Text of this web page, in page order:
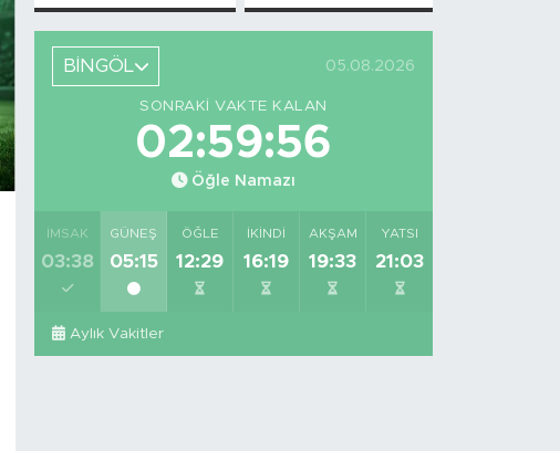
Bingöl'deki
O Yeri
Görüntüledi
Birikim:
Burhan
Arıkız
BİNGÖL 05.08.2026
SONRAKI VAKTE KALAN
02:59:55
Öğle Namazı
İMSAK
03:38
GÜNEŞ
05:15
ÖĞLE
12:29
İKINDI
16:19
AKŞAM
19:33
YATSI
21:03
Aylık Vakitler